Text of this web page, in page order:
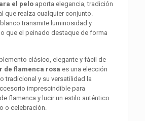
el pelo aporta elegancia, tradición
que realza cualquier conjunto.
transmite luminosidad y
que el peinado destaque de forma
clásico, elegante y fácil de
de flamenca rosa es una elección
tradicional y su versatilidad la
imprescindible para
flamenca y lucir un estilo auténtico
o celebración.